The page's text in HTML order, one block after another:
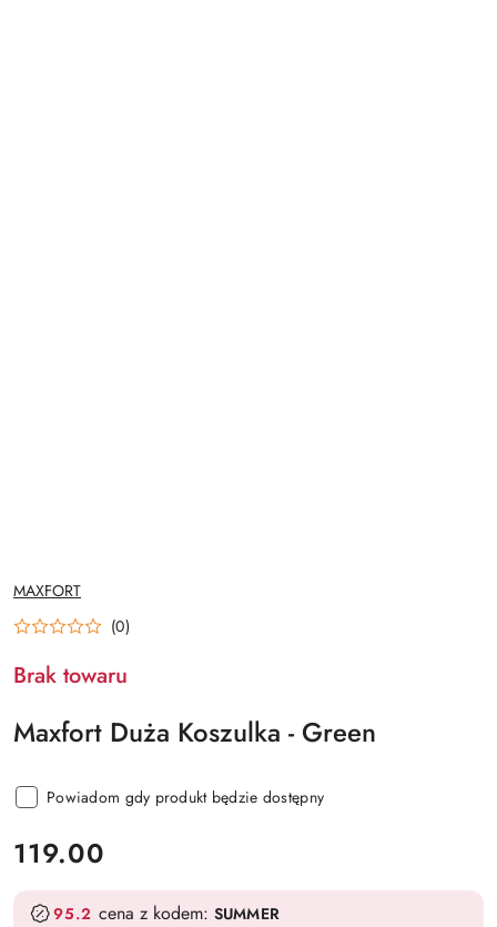
NAZWA
PRODUCENTA:
MAXFORT
(0)
Brak towaru
Maxfort Duża Koszulka - Green
Powiadom gdy produkt będzie dostępny
cena:
119.00
95.2 cena z kodem: SUMMER